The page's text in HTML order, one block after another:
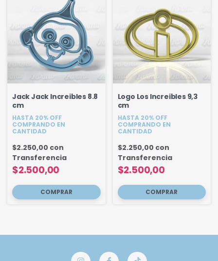
Jack Jack Increibles 8.8
cm
HASTA 20% OFF
COMPRANDO EN
CANTIDAD
$2.500,00
$2.250,00 con
Transferencia
Logo Los Increibles 9,3
cm
HASTA 20% OFF
COMPRANDO EN
CANTIDAD
$2.500,00
$2.250,00 con
Transferencia